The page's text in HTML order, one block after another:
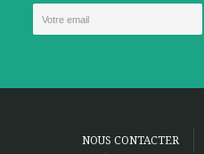
NOUS CONTACTER